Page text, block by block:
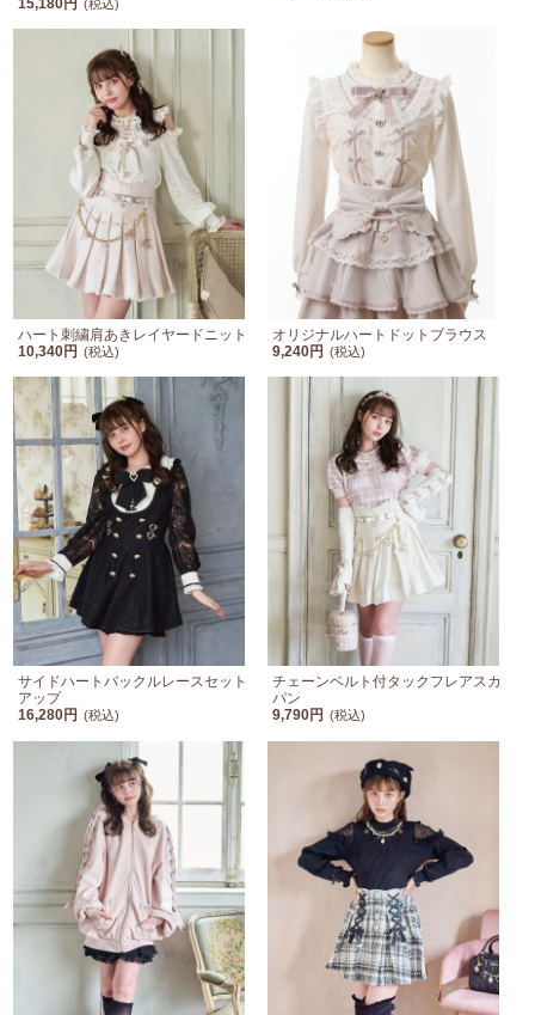
(税込)
ハート刺繍肩あきレイヤードニット
10,340円 (税込)
オリジナルハートドットブラウス
9,240円 (税込)
サイドハートバックルレースセット
アップ
16,280円
(税込)
チェーンベルト付タックフレアスカ
パン
9,790円 (税込)